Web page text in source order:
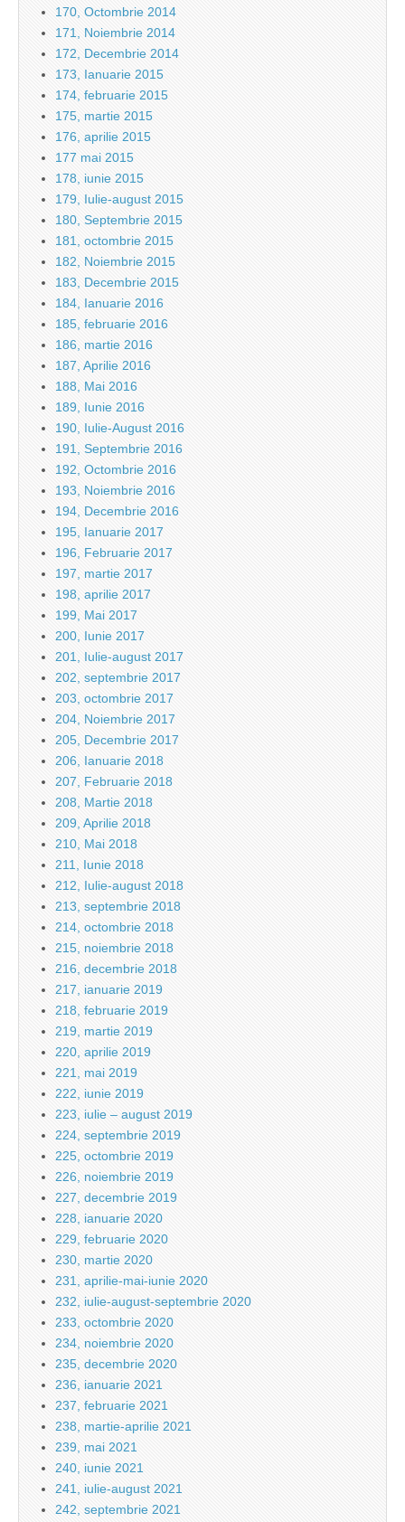
170, Octombrie 2014
171, Noiembrie 2014
172, Decembrie 2014
173, Ianuarie 2015
174, februarie 2015
175, martie 2015
176, aprilie 2015
177 mai 2015
178, iunie 2015
179, Iulie-august 2015
180, Septembrie 2015
181, octombrie 2015
182, Noiembrie 2015
183, Decembrie 2015
184, Ianuarie 2016
185, februarie 2016
186, martie 2016
187, Aprilie 2016
188, Mai 2016
189, Iunie 2016
190, Iulie-August 2016
191, Septembrie 2016
192, Octombrie 2016
193, Noiembrie 2016
194, Decembrie 2016
195, Ianuarie 2017
196, Februarie 2017
197, martie 2017
198, aprilie 2017
199, Mai 2017
200, Iunie 2017
201, Iulie-august 2017
202, septembrie 2017
203, octombrie 2017
204, Noiembrie 2017
205, Decembrie 2017
206, Ianuarie 2018
207, Februarie 2018
208, Martie 2018
209, Aprilie 2018
210, Mai 2018
211, Iunie 2018
212, Iulie-august 2018
213, septembrie 2018
214, octombrie 2018
215, noiembrie 2018
216, decembrie 2018
217, ianuarie 2019
218, februarie 2019
219, martie 2019
220, aprilie 2019
221, mai 2019
222, iunie 2019
223, iulie – august 2019
224, septembrie 2019
225, octombrie 2019
226, noiembrie 2019
227, decembrie 2019
228, ianuarie 2020
229, februarie 2020
230, martie 2020
231, aprilie-mai-iunie 2020
232, iulie-august-septembrie 2020
233, octombrie 2020
234, noiembrie 2020
235, decembrie 2020
236, ianuarie 2021
237, februarie 2021
238, martie-aprilie 2021
239, mai 2021
240, iunie 2021
241, iulie-august 2021
242, septembrie 2021